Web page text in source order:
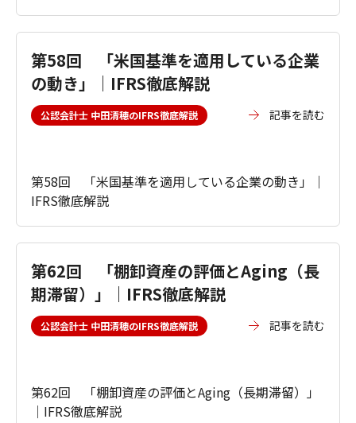
第58回 「米国基準を適用している企業
の動き」｜IFRS徹底解説
公認会計士 中田清穂のIFRS徹底解説 記事を読む
第58回 「米国基準を適用している企業の動き」｜
IFRS徹底解説
第62回 「棚卸資産の評価とAging（長
期滞留）」｜IFRS徹底解説
公認会計士 中田清穂のIFRS徹底解説 記事を読む
第62回 「棚卸資産の評価とAging（長期滞留）」
｜IFRS徹底解説